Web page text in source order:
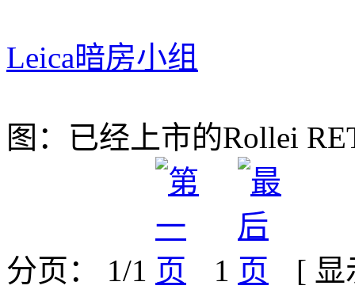
Leica暗房小组
图：已经上市的Rollei
分页： 1/1 1 [